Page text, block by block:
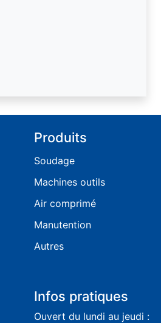
Produits
Soudage
Machines outils
Air comprimé
Manutention
Autres
Infos pratiques
Ouvert du lundi au jeudi :